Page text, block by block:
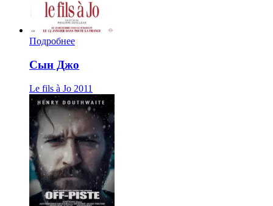
Подробнее
Сын Джо
Le fils à Jo 2011